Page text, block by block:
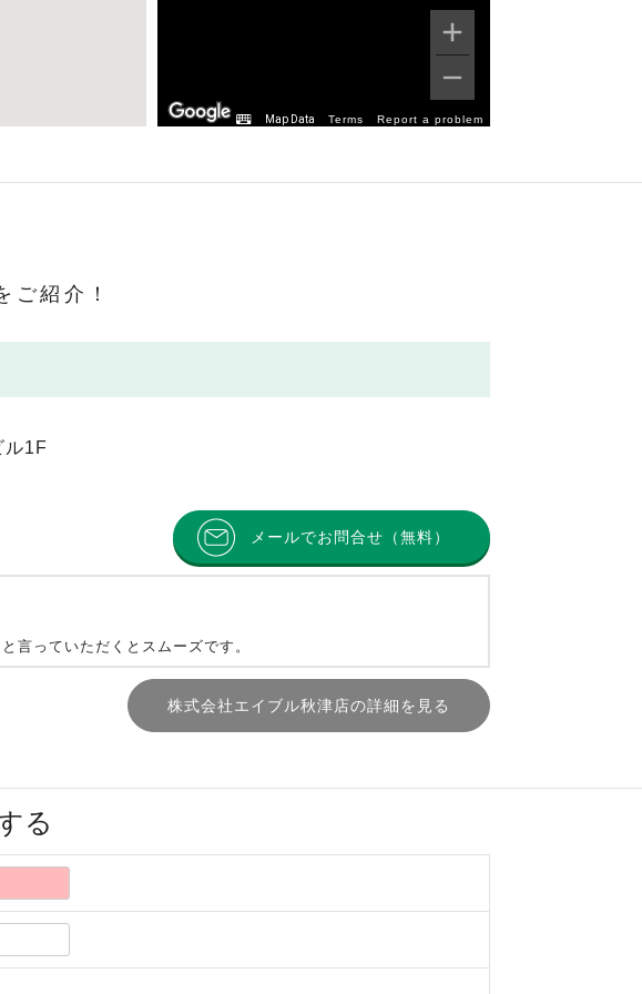
Map Data Terms Report a problem
ご紹介！
ル1F
メールでお問合せ（無料）
っていただくとスムーズです。
株式会社エイブル秋津店の詳細を見る
る